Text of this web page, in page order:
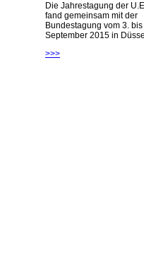
Die Jahrestagung der
fand gemeinsam mit der
Bundestagung vom 3. bis
September 2015 in
>>>